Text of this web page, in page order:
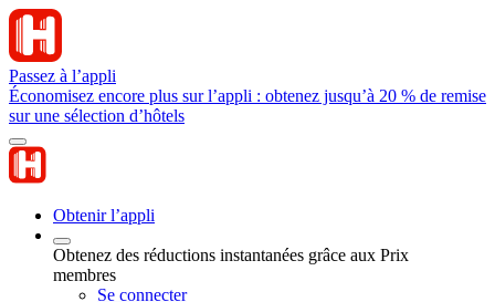
Passez à l’appli
Économisez encore plus sur l’appli : obtenez jusqu’à 20 % de remise
sur une sélection d’hôtels
Obtenir l’appli
Obtenez des réductions instantanées grâce aux Prix
membres
Se connecter